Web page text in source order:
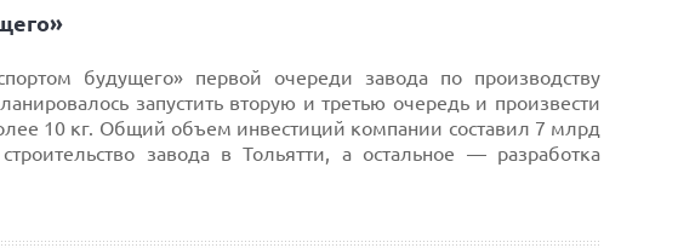
будущего» первой очереди завода по производству
запустить вторую и третью очередь и произвести
10 кг. Общий объем инвестиций компании составил 7 млрд
завода в Тольятти, а остальное — разработка